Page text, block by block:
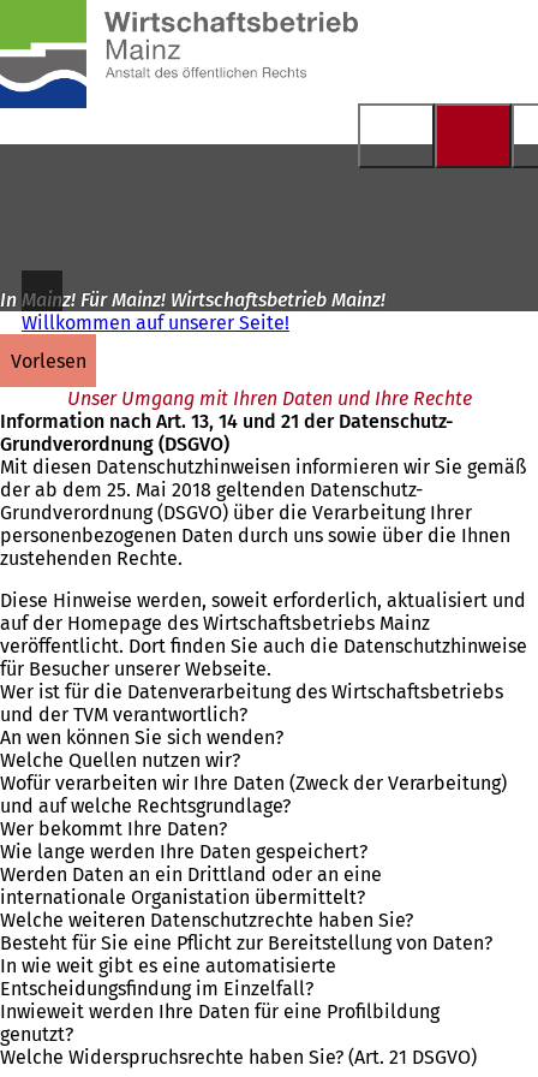
Inhalt anspringen
In Mainz! Für Mainz! Wirtschaftsbetrieb Mainz!
Willkommen auf unserer Seite!
vorlesen
Unser Umgang mit Ihren Daten und Ihre Rechte
Information nach Art. 13, 14 und 21 der Datenschutz-
Grundverordnung (DSGVO)
Mit diesen Datenschutzhinweisen informieren wir Sie gemäß
der ab dem 25. Mai 2018 geltenden Datenschutz-
Grundverordnung (DSGVO) über die Verarbeitung Ihrer
personenbezogenen Daten durch uns sowie über die Ihnen
zustehenden Rechte.
Diese Hinweise werden, soweit erforderlich, aktualisiert und
auf der Homepage des Wirtschaftsbetriebs Mainz
veröffentlicht. Dort finden Sie auch die Datenschutzhinweise
für Besucher unserer Webseite.
Wer ist für die Datenverarbeitung des Wirtschaftsbetriebs
und der TVM verantwortlich?
An wen können Sie sich wenden?
Welche Quellen nutzen wir?
Wofür verarbeiten wir Ihre Daten (Zweck der Verarbeitung)
und auf welche Rechtsgrundlage?
Wer bekommt Ihre Daten?
Wie lange werden Ihre Daten gespeichert?
Werden Daten an ein Drittland oder an eine
internationale Organistation übermittelt?
Welche weiteren Datenschutzrechte haben Sie?
Besteht für Sie eine Pflicht zur Bereitstellung von Daten?
In wie weit gibt es eine automatisierte
Entscheidungsfindung im Einzelfall?
Inwieweit werden Ihre Daten für eine Profilbildung
genutzt?
Welche Widerspruchsrechte haben Sie? (Art. 21 DSGVO)